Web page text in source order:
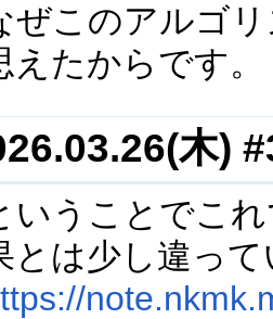
ぜこのアルゴ
えたからです。
木)
いうことでこ
とは少し違っ